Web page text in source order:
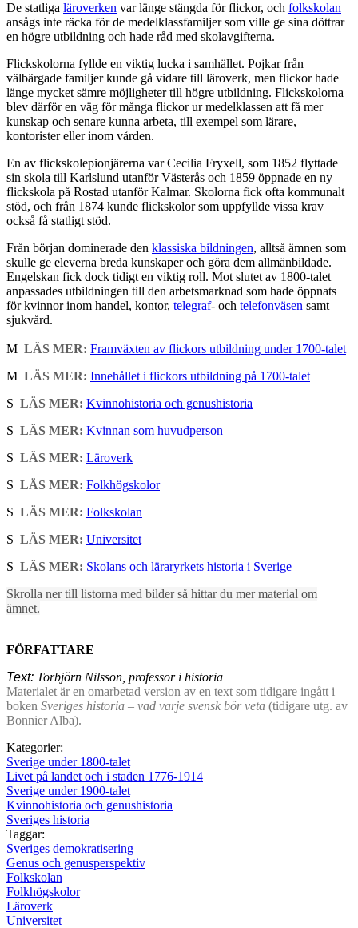
De statliga läroverken var länge stängda för flickor, och folkskolan
ansågs inte räcka för de medelklassfamiljer som ville ge sina döttrar
en högre utbildning och hade råd med skolavgifterna.
Flickskolorna fyllde en viktig lucka i samhället. Pojkar från
välbärgade familjer kunde gå vidare till läroverk, men flickor hade
länge mycket sämre möjligheter till högre utbildning. Flickskolorna
blev därför en väg för många flickor ur medelklassen att få mer
kunskap och senare kunna arbeta, till exempel som lärare,
kontorister eller inom vården.
En av flickskolepionjärerna var Cecilia Fryxell, som 1852 flyttade
sin skola till Karlslund utanför Västerås och 1859 öppnade en ny
flickskola på Rostad utanför Kalmar. Skolorna fick ofta kommunalt
stöd, och från 1874 kunde flickskolor som uppfyllde vissa krav
också få statligt stöd.
Från början dominerade den klassiska bildningen, alltså ämnen som
skulle ge eleverna breda kunskaper och göra dem allmänbildade.
Engelskan fick dock tidigt en viktig roll. Mot slutet av 1800-talet
anpassades utbildningen till den arbetsmarknad som hade öppnats
för kvinnor inom handel, kontor, telegraf- och telefonväsen samt
sjukvård.
M LÄS MER: Framväxten av flickors utbildning under 1700-talet
M LÄS MER: Innehållet i flickors utbildning på 1700-talet
S LÄS MER: Kvinnohistoria och genushistoria
S LÄS MER: Kvinnan som huvudperson
S LÄS MER: Läroverk
S LÄS MER: Folkhögskolor
S LÄS MER: Folkskolan
S LÄS MER: Universitet
S LÄS MER: Skolans och läraryrkets historia i Sverige
Skrolla ner till listorna med bilder så hittar du mer material om
ämnet.
FÖRFATTARE
Text: Torbjörn Nilsson, professor i historia
Materialet är en omarbetad version av en text som tidigare ingått i
boken Sveriges historia – vad varje svensk bör veta (tidigare utg. av
Bonnier Alba).
Kategorier:
Sverige under 1800-talet
Livet på landet och i staden 1776-1914
Sverige under 1900-talet
Kvinnohistoria och genushistoria
Sveriges historia
Taggar:
Sveriges demokratisering
Genus och genusperspektiv
Folkskolan
Folkhögskolor
Läroverk
Universitet